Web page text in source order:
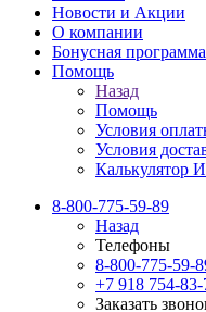
Новости и Акции
О компании
Бонусная программа
Помощь
Назад
Помощь
Условия
Условия
Калькулятор
8-800-775-59-89
Назад
Телефоны
8-800-775-59-
+7 918 754-83-
Заказать